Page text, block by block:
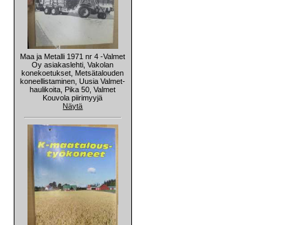
Maa ja Metalli 1971 nr 4 -Valmet
Oy asiakaslehti, Vakolan
konekoetukset, Metsätalouden
koneellistaminen, Uusia Valmet-
haulikoita, Pika 50, Valmet
Kouvola piirimyyjä
Näytä